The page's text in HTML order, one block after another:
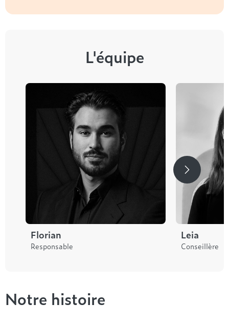
L'équipe
Florian
Responsable
Leia
Conseillère
Notre histoire